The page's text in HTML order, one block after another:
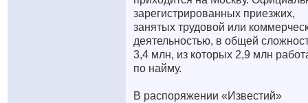
зарегистрированных приезжих,
занятых трудовой или
деятельностью, в общей
3,4 млн, из которых 2,9 млн
по найму.
В распоряжении «Известий»